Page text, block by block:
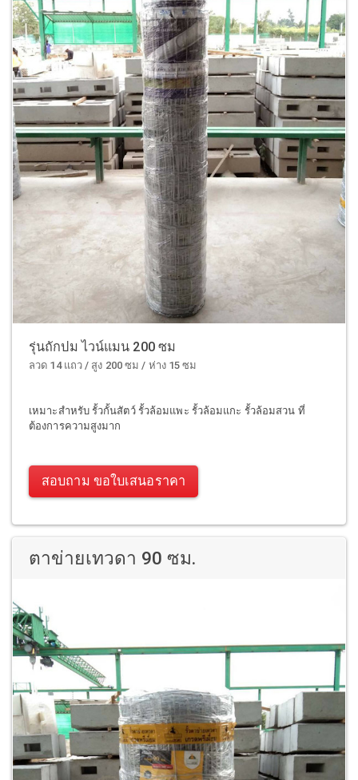
รุ่นถักปม ไวน์แมน 200 ซม
ลวด 14 แถว / สูง 200 ซม / ห่าง 15 ซม
เหมาะสำหรับ รั้วกั้นสัตว์ รั้วล้อมแพะ รั้วล้อมแกะ รั้วล้อมสวน ที่
ต้องการความสูงมาก
สอบถาม ขอใบเสนอราคา
ตาข่ายเทวดา 90 ซม.